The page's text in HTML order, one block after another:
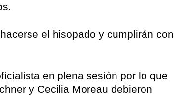
el hisopado y cumplirán con
en plena sesión por lo que
y Cecilia Moreau debieron